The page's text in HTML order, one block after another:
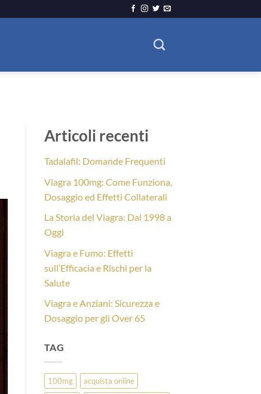
Articoli recenti
Tadalafil: Domande Frequenti
Viagra 100mg: Come Funziona,
Dosaggio ed Effetti Collaterali
La Storia del Viagra: Dal 1998 a
Oggi
Viagra e Fumo: Effetti
sull’Efficacia e Rischi per la
Salute
Viagra e Anziani: Sicurezza e
Dosaggio per gli Over 65
TAG
100mg
acquista online